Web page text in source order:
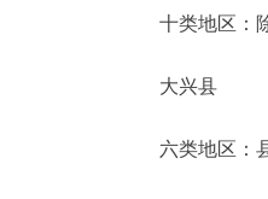
十类地区：除
大兴县
六类地区：县